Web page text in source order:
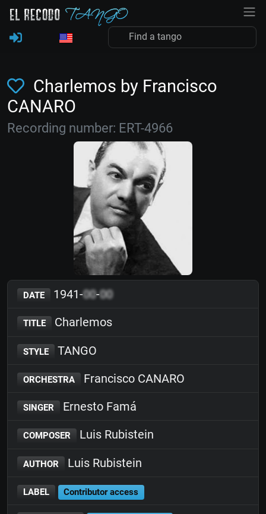
Charlemos by Francisco
CANARO
Recording number: ERT-4966
DATE 1941-00-00
TITLE Charlemos
STYLE TANGO
ORCHESTRA Francisco CANARO
SINGER Ernesto Famá
COMPOSER Luis Rubistein
AUTHOR Luis Rubistein
LABEL Contributor access